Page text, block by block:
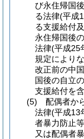
び永住帰国
る法律(平成
る支援給付
永住帰国後
法律(平成25
規定により
改正前の中
国後の自立
支援給付を
(5)
配偶者か
法律(平成13
者暴力防止
又は配偶者